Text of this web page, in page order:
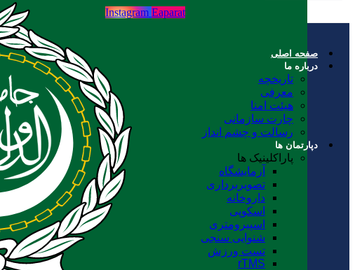
Instagram Eaparat
صفحه اصلی
درباره ما
تاریخچه
معرفی
هیئت امنا
چارت سازمانی
رسالت و چشم انداز
دپارتمان ها
پاراکلینیک ها
آزمایشگاه
تصویربرداری
داروخانه
اسکوپی
اسپیرومتری
شنوایی سنجی
تست ورزش
rTMS